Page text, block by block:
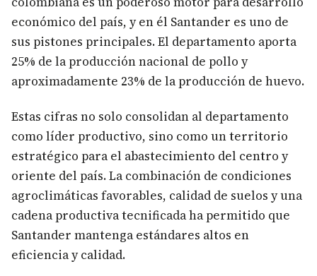
económico del país, y en él Santander es uno de
sus pistones principales. El departamento aporta
25% de la producción nacional de pollo y
aproximadamente 23% de la producción de huevo.
Estas cifras no solo consolidan al departamento
como líder productivo, sino como un territorio
estratégico para el abastecimiento del centro y
oriente del país. La combinación de condiciones
agroclimáticas favorables, calidad de suelos y una
cadena productiva tecnificada ha permitido que
Santander mantenga estándares altos en
eficiencia y calidad.